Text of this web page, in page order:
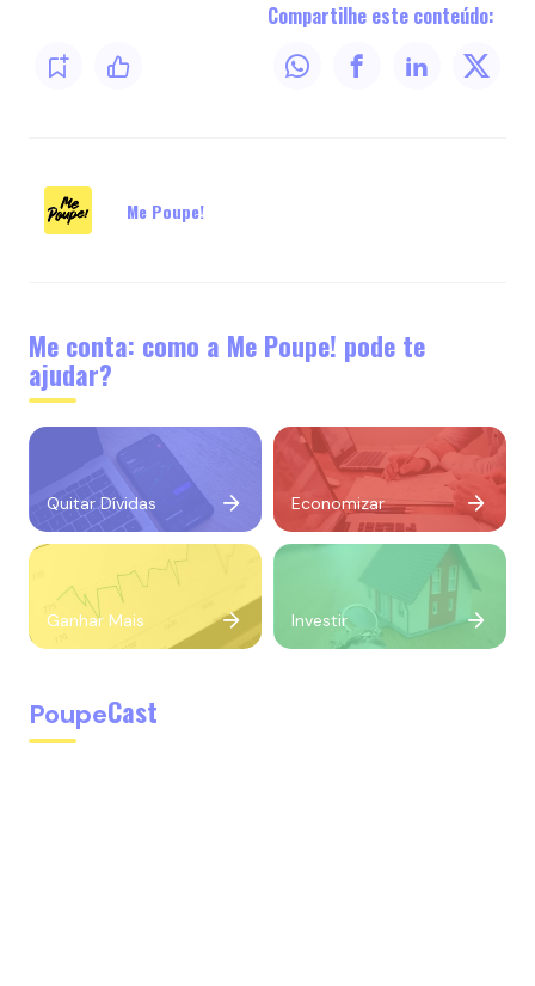
Compartilhe este conteúdo:
Me Poupe!
Me conta: como a Me Poupe! pode te
ajudar?
Quitar Dívidas Economizar
Ganhar Mais Investir
PoupeCast